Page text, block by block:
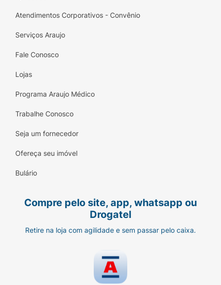
Atendimentos Corporativos - Convênio
Serviços Araujo
Fale Conosco
Lojas
Programa Araujo Médico
Trabalhe Conosco
Seja um fornecedor
Ofereça seu imóvel
Bulário
Compre pelo site, app, whatsapp ou
Drogatel
Retire na loja com agilidade e sem passar pelo caixa.